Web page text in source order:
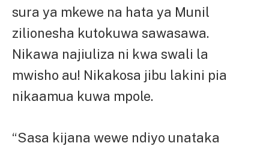
sura ya mkewe na hata ya Munil
zilionesha kutokuwa sawasawa.
Nikawa najiuliza ni kwa swali la
mwisho au! Nikakosa jibu lakini pia
nikaamua kuwa mpole.
“Sasa kijana wewe ndiyo unataka